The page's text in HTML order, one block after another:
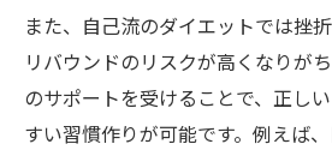
日立市で人気のパーソナ
ンの特徴
ダイエットのモチベーシ
日常習慣
また、自己流のダイエットでは挫
リバウンドのリスクが高くなりが
のサポートを受けることで、正し
すい習慣作りが可能です。例えば